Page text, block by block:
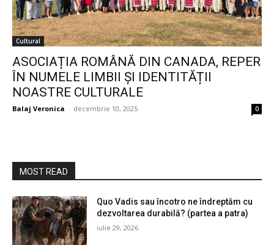
Cultural
ASOCIAȚIA ROMÂNĂ DIN CANADA, REPER
ÎN NUMELE LIMBII ȘI IDENTITĂȚII
NOASTRE CULTURALE
Balaj Veronica - decembrie 10, 2025 0
MOST READ
Quo Vadis sau încotro ne îndreptăm cu
dezvoltarea durabilă? (partea a patra)
iulie 29, 2026